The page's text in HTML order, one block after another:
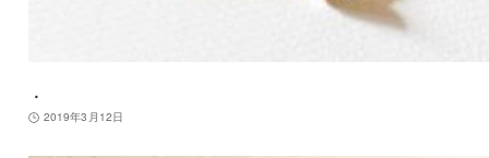
．
2019年3月12日